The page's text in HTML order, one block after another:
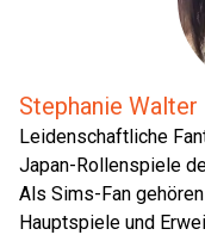
Stephanie Walter
Leidenschaftliche
Japan-Rollenspiele
Als Sims-Fan
Hauptspiele und